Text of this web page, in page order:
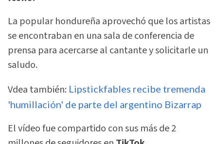
La popular hondureña aprovechó que los artistas
se encontraban en una sala de conferencia de
prensa para acercarse al cantante y solicitarle un
saludo.
Vdea también: Lipstickfables recibe tremenda
'humillación' de parte del argentino Bizarrap
El vídeo fue compartido con sus más de 2